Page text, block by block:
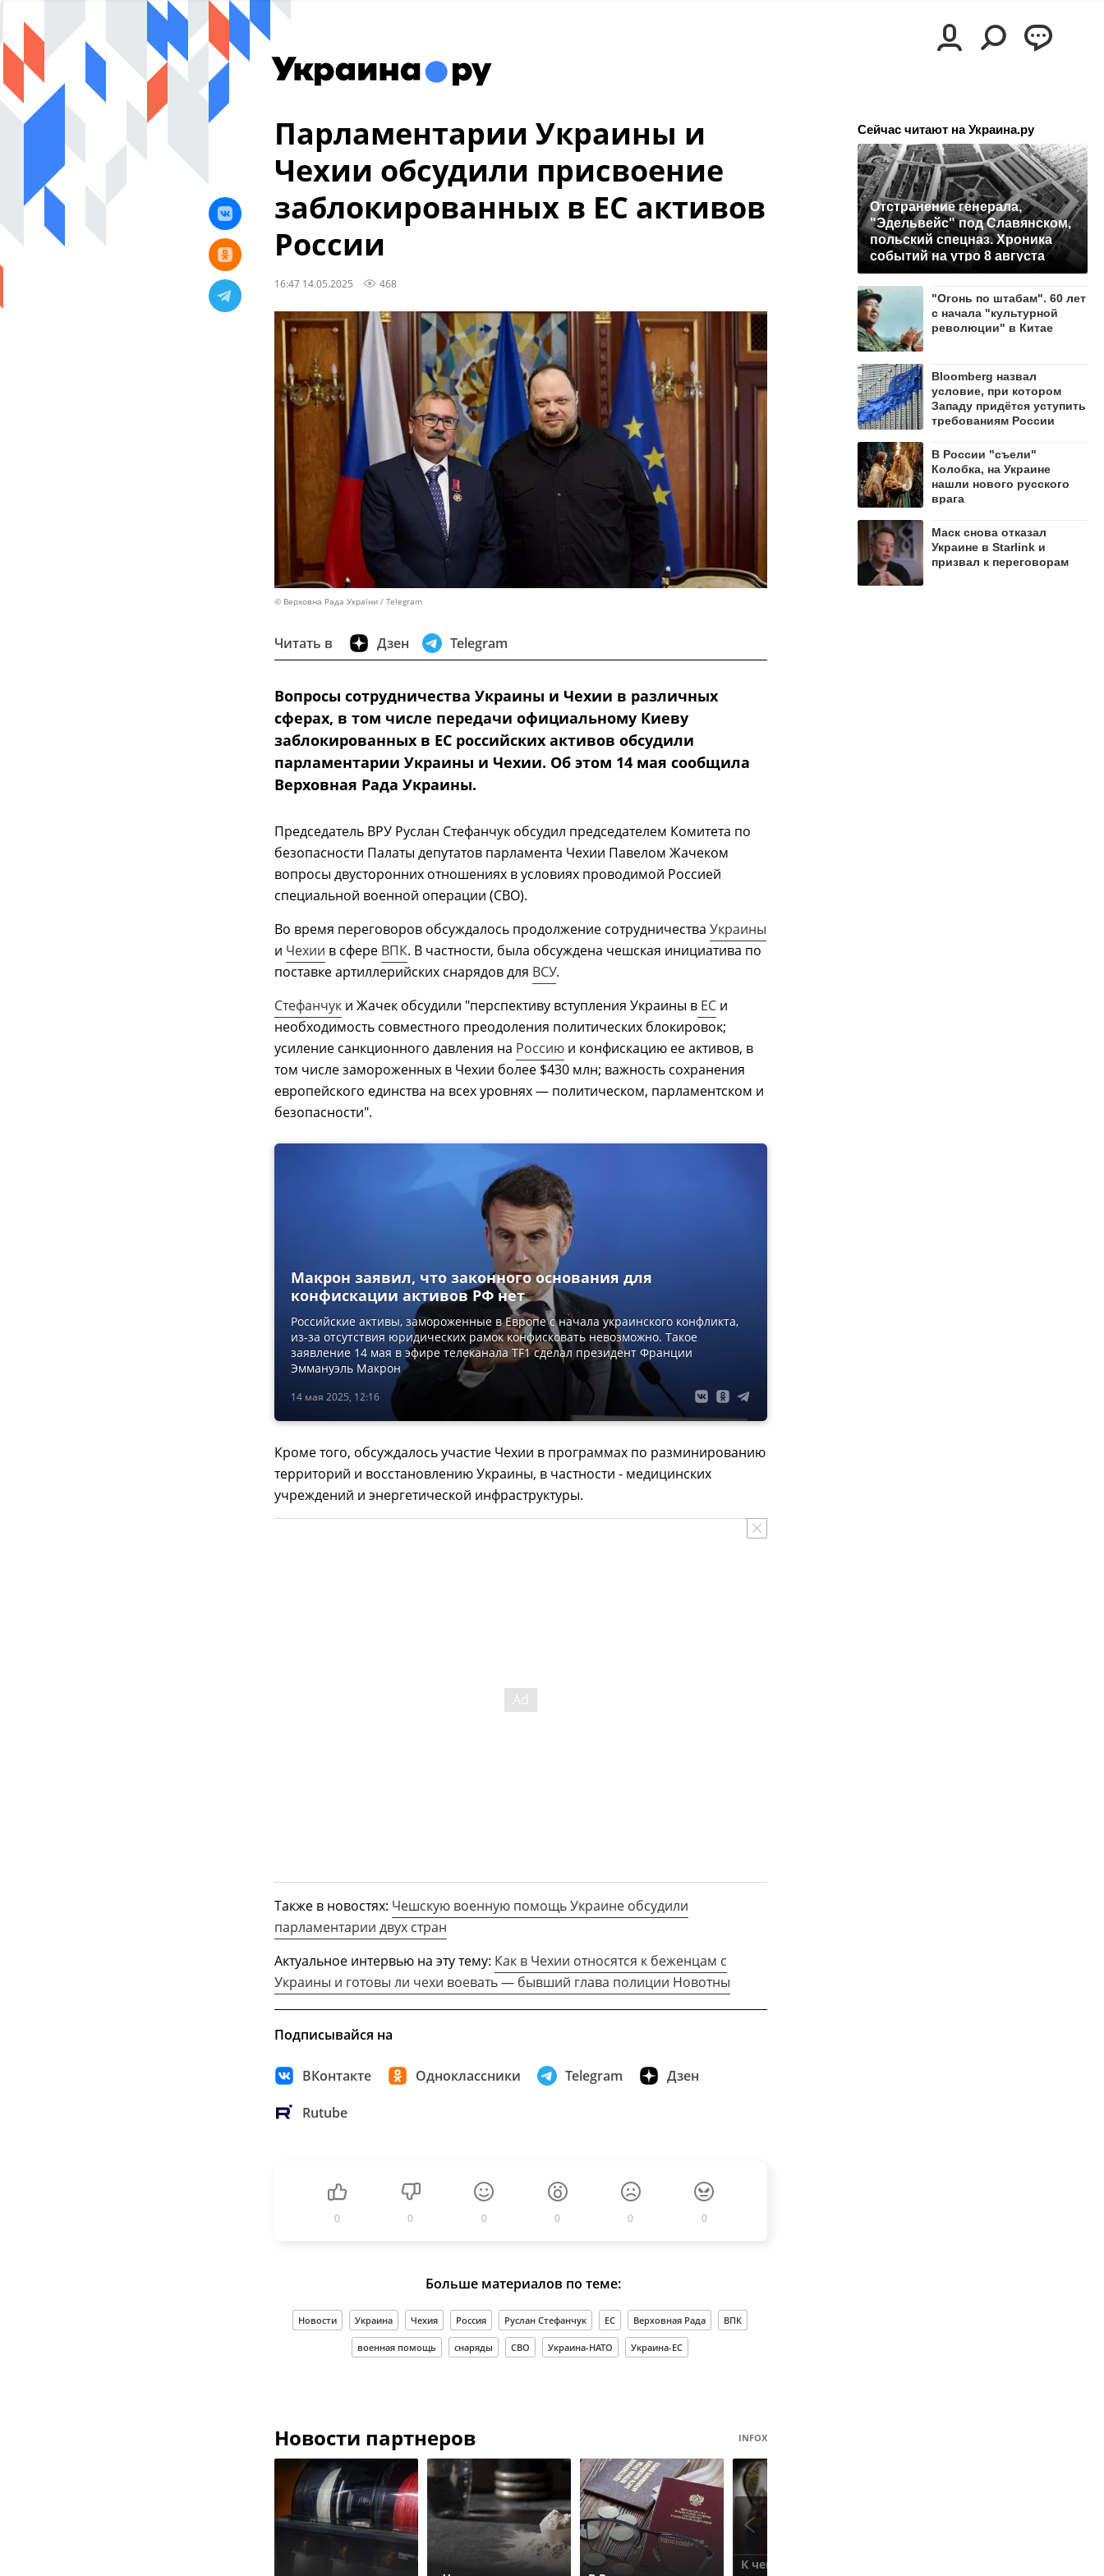
Парламентарии Украины и
Чехии обсудили присвоение
заблокированных в ЕС активов
России
16:47 14.05.2025 468
© Верховна Рада України / Telegram
Читать в Дзен Telegram
Вопросы сотрудничества Украины и Чехии в различных
сферах, в том числе передачи официальному Киеву
заблокированных в ЕС российских активов обсудили
парламентарии Украины и Чехии. Об этом 14 мая сообщила
Верховная Рада Украины.
Председатель ВРУ Руслан Стефанчук обсудил председателем Комитета по
безопасности Палаты депутатов парламента Чехии Павелом Жачеком
вопросы двусторонних отношениях в условиях проводимой Россией
специальной военной операции (СВО).
Во время переговоров обсуждалось продолжение сотрудничества Украины
и Чехии в сфере ВПК. В частности, была обсуждена чешская инициатива по
поставке артиллерийских снарядов для ВСУ.
Стефанчук и Жачек обсудили "перспективу вступления Украины в ЕС и
необходимость совместного преодоления политических блокировок;
усиление санкционного давления на Россию и конфискацию ее активов, в
том числе замороженных в Чехии более $430 млн; важность сохранения
европейского единства на всех уровнях — политическом, парламентском и
безопасности".
14 мая 2025, 12:16
Макрон заявил, что законного основания для
конфискации активов РФ нет
Российские активы, замороженные в Европе с начала украинского конфликта,
из-за отсутствия юридических рамок конфисковать невозможно. Такое
заявление 14 мая в эфире телеканала TF1 сделал президент Франции
Эммануэль Макрон
Кроме того, обсуждалось участие Чехии в программах по разминированию
территорий и восстановлению Украины, в частности - медицинских
учреждений и энергетической инфраструктуры.
Также в новостях: Чешскую военную помощь Украине обсудили
парламентарии двух стран
Актуальное интервью на эту тему: Как в Чехии относятся к беженцам с
Украины и готовы ли чехи воевать — бывший глава полиции Новотны
Подписывайся на
ВКонтакте Одноклассники Telegram Дзен
Rutube
0 0 0 0 0 0
Больше материалов по теме:
Новости Украина Чехия Россия Руслан Стефанчук ЕС Верховная Рада ВПК
военная помощь снаряды СВО Украина-НАТО Украина-ЕС
Новости партнеров INFOX
К чему ведет отзыв
Сейчас читают на Украина.ру
Отстранение генерала,
"Эдельвейс" под Славянском,
польский спецназ. Хроника
событий на утро 8 августа
"Огонь по штабам". 60 лет
с начала "культурной
революции" в Китае
Bloomberg назвал
условие, при котором
Западу придётся уступить
требованиям России
В России "съели"
Колобка, на Украине
нашли нового русского
врага
Маск снова отказал
Украине в Starlink и
призвал к переговорам